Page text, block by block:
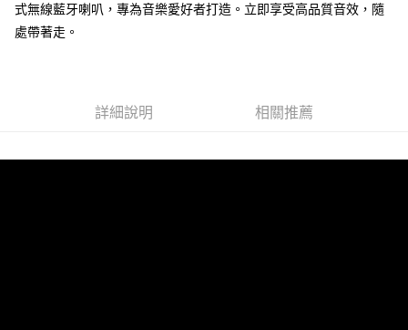
式無線藍牙喇叭，專為音樂愛好者打造。立即享受高品質音效，隨
處帶著走。
詳細說明 相關推薦